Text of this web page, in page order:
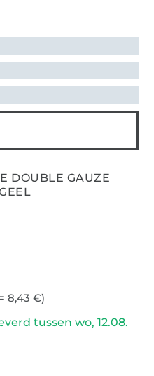
DOUBLE GAUZE
8,43 €)
tussen wo, 12.08.